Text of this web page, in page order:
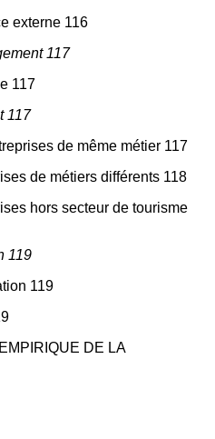
externe 116
117
117
117
de même métier 117
de métiers différents 118
hors secteur de tourisme
119
119
DE LA